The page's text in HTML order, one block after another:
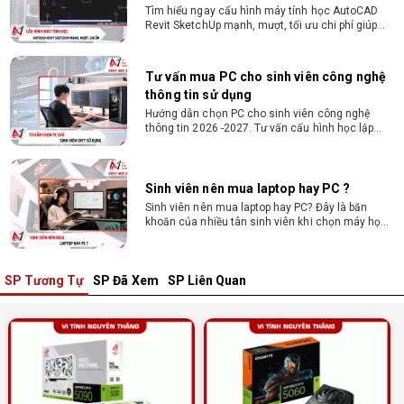
Tìm hiểu ngay cấu hình máy tính học AutoCAD
Revit SketchUp mạnh, mượt, tối ưu chi phí giúp
Tư vấn mua PC cho sinh viên công nghệ
thông tin sử dụng
Hướng dẫn chọn PC cho sinh viên công nghệ
thông tin 2026 -2027. Tư vấn cấu hình học lập
Sinh viên nên mua laptop hay PC ?
Sinh viên nên mua laptop hay PC? Đây là băn
khoăn của nhiều tân sinh viên khi chọn máy học
Laptop Sinh Viên 15–20 Triệu 2026: Cấu
Hình Nào Đáng Tiền?
Tìm laptop sinh viên 15–20 triệu phù hợp ngành
học năm 2026? Khám phá cách chọn cấu hình,
RAM, SSD, màn hình và khả năng nâng cấp hợp lý.
Tổng hợp 7 laptop sinh viên dưới 15 triệu
SP Tương Tự SP Đã Xem SP Liên Quan